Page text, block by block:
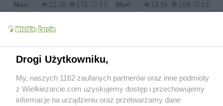
22.3k 175 17
Mari 18.5k 169 13
Mari
Arbuz alkoholowy
13
Cukinia zapiekana z
farszem
16
Mari
Drogi Użytkowniku,
My, naszych 1162 zaufanych partnerów oraz inne podmioty
z Wielkiezarcie.com uzyskujemy dostęp i przechowujemy
informacje na urządzeniu oraz przetwarzamy dane